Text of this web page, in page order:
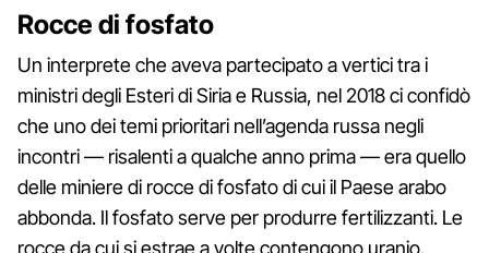
Rocce di fosfato
Un interpreteche aveva partecipato a vertici tra i
ministri degli Esteri di Siria e Russia, nel 2018 ci confidò
che uno dei temi prioritari nell’agenda russa negli
incontri — risalenti a qualche anno prima — era quello
delle miniere di rocce di fosfato di cui il Paese arabo
abbonda. Il fosfato serve per produrre fertilizzanti. Le
rocce da cui si estrae a volte contengono uranio.